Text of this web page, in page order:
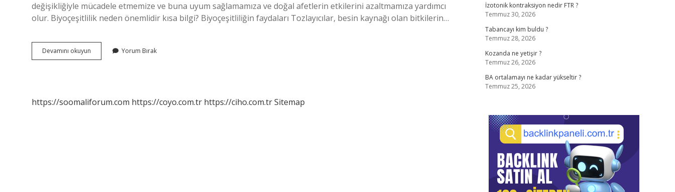
değişikliğiyle mücadele etmemize ve buna uyum sağlamamıza ve doğal afetlerin etkilerini azaltmamıza yardımcı
olur. Biyoçeşitlilik neden önemlidir kısa bilgi? Biyoçeşitliliğin faydaları Tozlayıcılar, besin kaynağı olan bitkilerin…
Devamını okuyun Çeşitliliğin
Doğal
Yorum Bırak
https://soomaliforum.com https://coyo.com.tr https://ciho.com.trSitemap
İzotonik kontraksiyon nedir FTR ?
Temmuz 30, 2026
Tabancayı kim buldu ?
Temmuz 28, 2026
Kozanda ne yetişir ?
Temmuz 26, 2026
BA ortalamayı ne kadar yükseltir ?
Temmuz 25, 2026